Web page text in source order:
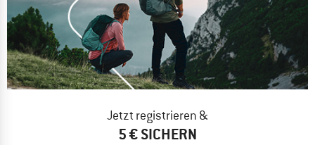
Jetzt registrieren &
5 € SICHERN